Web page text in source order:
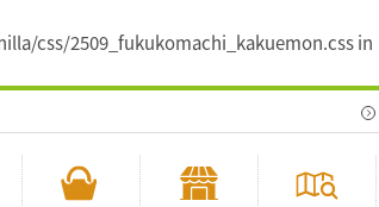
css/2509_fukukomachi_kakuemon.css in